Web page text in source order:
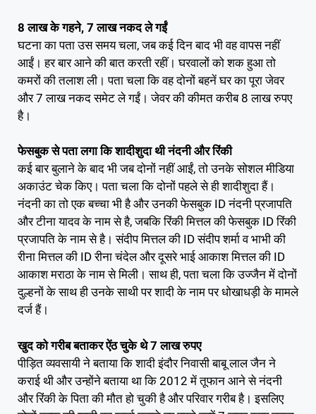
8 लाख के गहने, 7 लाख नकद ले गईं
घटना का पता उस समय चला, जब कई दिन बाद भी वह वापस नहीं
आईं। हर बार आने की बात करती रहीं। घरवालों को शक हुआ तो
कमरों की तलाश ली। पता चला कि वह दोनों बहनें घर का पूरा जेवर
और 7 लाख नकद समेट ले गईं। जेवर की कीमत करीब 8 लाख रुपए
है।
फेसबुक से पता लगा कि शादीशुदा थी नंदनी और रिंकी
कई बार बुलाने के बाद भी जब दोनों नहीं आईं, तो उनके सोशल मीडिया
अकाउंट चेक किए। पता चला कि दोनों पहले से ही शादीशुदा हैं।
नंदनी का तो एक बच्चा भी है और उनकी फेसबुक ID नंदनी प्रजापति
और टीना यादव के नाम से है, जबकि रिंकी मित्तल की फेसबुक ID रिंकी
प्रजापति के नाम से है। संदीप मित्तल की ID संदीप शर्मा व भाभी की
रीना मित्तल की ID रीना चंदेल और दूसरे भाई आकाश मित्तल की ID
आकाश मराठा के नाम से मिली। साथ ही, पता चला कि उज्जैन में दोनों
दुल्हनों के साथ ही उनके साथी पर शादी के नाम पर धोखाधड़ी के मामले
दर्ज हैं।
खुद को गरीब बताकर ऐंठ चुके थे 7 लाख रुपए
पीड़ित व्यवसायी ने बताया कि शादी इंदौर निवासी बाबू लाल जैन ने
कराई थी और उन्होंने बताया था कि 2012 में तूफान आने से नंदनी
और रिंकी के पिता की मौत हो चुकी है और परिवार गरीब है। इसलिए